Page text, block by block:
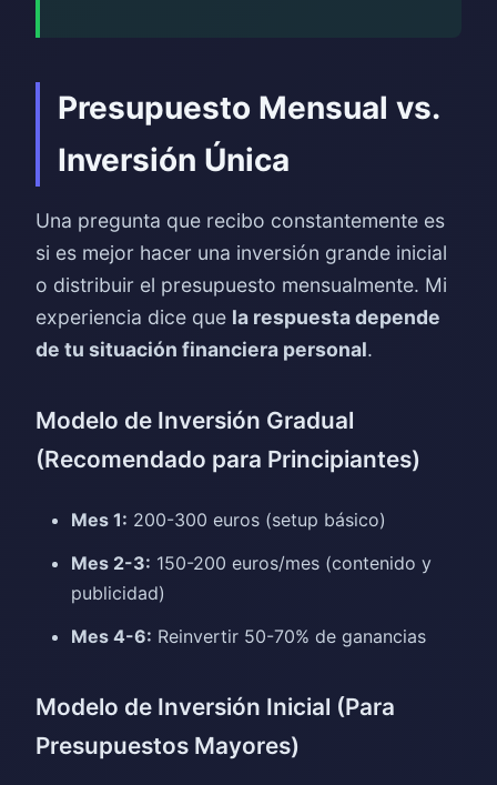
Presupuesto Mensual vs.
Inversión Única
Una pregunta que recibo constantemente es
si es mejor hacer una inversión grande inicial
o distribuir el presupuesto mensualmente. Mi
experiencia dice que la respuesta depende
de tu situación financiera personal.
Modelo de Inversión Gradual
(Recomendado para Principiantes)
Mes 1: 200-300 euros (setup básico)
Mes 2-3: 150-200 euros/mes (contenido y
publicidad)
Mes 4-6: Reinvertir 50-70% de ganancias
Modelo de Inversión Inicial (Para
Presupuestos Mayores)